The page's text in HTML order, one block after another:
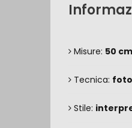
Misure: 50
Tecnica:
Stile: